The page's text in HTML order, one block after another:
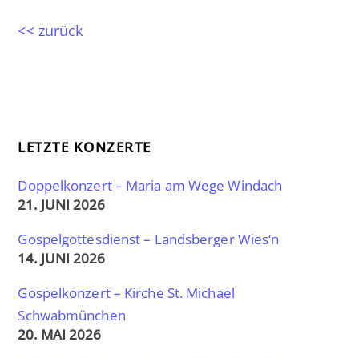
<< zurück
LETZTE KONZERTE
Doppelkonzert – Maria am Wege Windach
21. JUNI 2026
Gospelgottesdienst – Landsberger Wies‘n
14. JUNI 2026
Gospelkonzert – Kirche St. Michael
Schwabmünchen
20. MAI 2026